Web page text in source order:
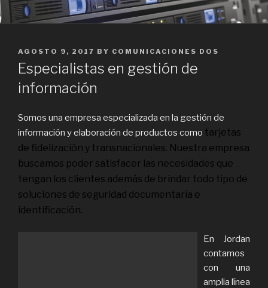
POSTED
ON
AGOSTO 9, 2017 BY COMUNICACIONES DOS
Especialistas en gestión de
información
Somos una empresa especializada en la gestión de
información y elaboración de productos como tarjetas
de fidelización y transnacionales. Nuestra empresa
buscamos poder satisfacer las necesidades que
tengan los clientes además de brindar todo tipo de
soluciones de seguridad documentaría e
identificación.
En Jordan
contamos
con una
amplia línea